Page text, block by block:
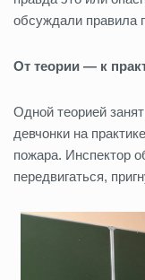
обсуждали правила
От теории — к
Одной теорией
девчонки на
пожара. Инспектор
передвигаться,